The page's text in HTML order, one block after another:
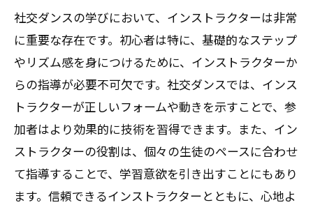
社交ダンスの学びにおいて、インストラクターは非常
に重要な存在です。初心者は特に、基礎的なステップ
やリズム感を身につけるために、インストラクターか
らの指導が必要不可欠です。社交ダンスでは、インス
トラクターが正しいフォームや動きを示すことで、参
加者はより効果的に技術を習得できます。また、イン
ストラクターの役割は、個々の生徒のペースに合わせ
て指導することで、学習意欲を引き出すことにもあり
ます。信頼できるインストラクターとともに、心地よ